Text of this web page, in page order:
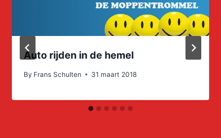
Auto rijden in de hemel
By Frans Schulten 31 maart 2018